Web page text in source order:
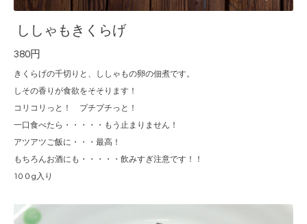
ししゃもきくらげ
380円
きくらげの千切りと、ししゃもの卵の佃煮です。
しその香りが食欲をそそります！
コリコリっと！ プチプチっと！
一口食べたら・・・・・もう止まりません！
アツアツご飯に・・・最高！
もちろんお酒にも・・・・・飲みすぎ注意です！！
10０g入り